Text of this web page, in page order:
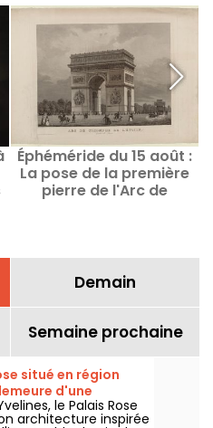
Éphéméride du 15 août :
La pose de la première
pierre de l'Arc de
Demain
Semaine prochaine
situé en région
d'une
de la Belle Epoque
le Palais Rose
architecture inspirée